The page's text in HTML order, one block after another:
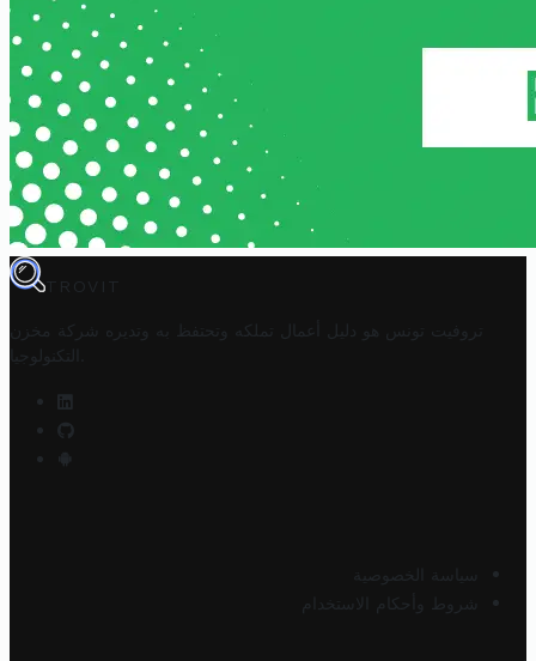
TROVIT
تروفيت تونس هو دليل أعمال تملكه وتحتفظ به وتديره
شركة مخزن
التكنولوجيا
سياسة الخصوصية
شروط وأحكام الاستخدام